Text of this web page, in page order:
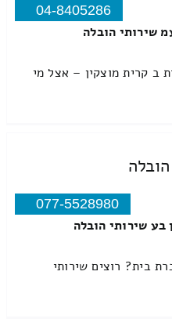
04-8405286
שירותי הובלה
ב קרית מוצקין – אצל מי
077-5528980
בע שירותי הובלה
בית? רוצים שירותי